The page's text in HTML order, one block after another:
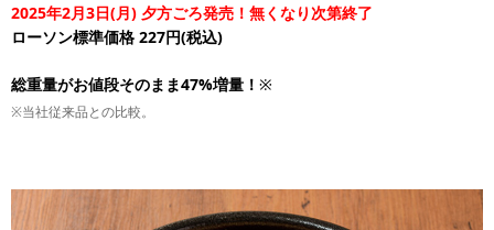
2025年2月3日(月) 夕方ごろ発売！無くなり次第終了
ローソン標準価格 227円(税込)
総重量がお値段そのまま47%増量！ ※
※当社従来品との比較。